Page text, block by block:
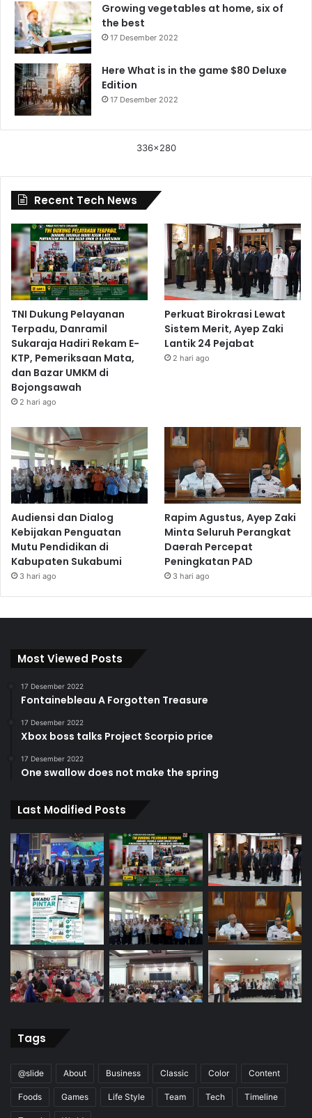
Growing vegetables at home, six of
the best
17 Desember 2022
Here What is in the game $80 Deluxe
Edition
17 Desember 2022
336x280
Recent Tech News
TNI Dukung Pelayanan
Terpadu, Danramil
Sukaraja Hadiri Rekam E-
KTP, Pemeriksaan Mata,
dan Bazar UMKM di
Bojongsawah
2 hari ago
Perkuat Birokrasi Lewat
Sistem Merit, Ayep Zaki
Lantik 24 Pejabat
2 hari ago
Audiensi dan Dialog
Kebijakan Penguatan
Mutu Pendidikan di
Kabupaten Sukabumi
3 hari ago
Rapim Agustus, Ayep Zaki
Minta Seluruh Perangkat
Daerah Percepat
Peningkatan PAD
3 hari ago
Most Viewed Posts
17 Desember 2022
Fontainebleau A Forgotten Treasure
17 Desember 2022
Xbox boss talks Project Scorpio price
17 Desember 2022
One swallow does not make the spring
Last Modified Posts
Tags
@slide About Business Classic Color Content
Foods Games Life Style Team Tech Timeline